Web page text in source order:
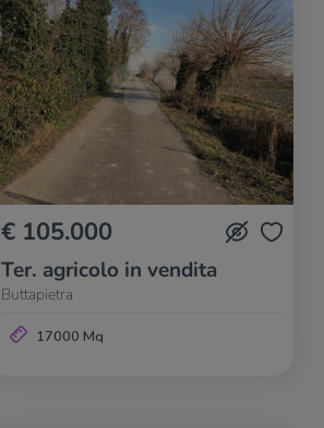
€ 105.000
Ter. agricolo in vendita
Buttapietra
17000 Mq